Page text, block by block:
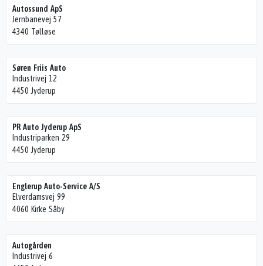
Autossund ApS
Jernbanevej 57
4340 Tølløse
Søren Friis Auto
Industrivej 12
4450 Jyderup
PR Auto Jyderup ApS
Industriparken 29
4450 Jyderup
Englerup Auto-Service A/S
Elverdamsvej 99
4060 Kirke Såby
Autogården
Industrivej 6